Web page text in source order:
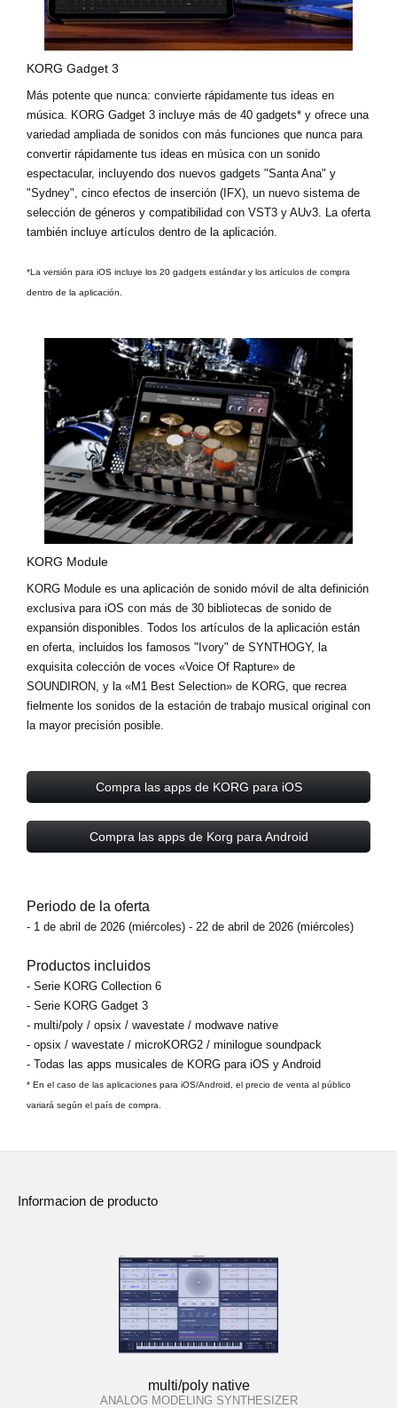
KORG Gadget 3
Más potente que nunca: convierte rápidamente tus ideas en
música. KORG Gadget 3 incluye más de 40 gadgets* y ofrece una
variedad ampliada de sonidos con más funciones que nunca para
convertir rápidamente tus ideas en música con un sonido
espectacular, incluyendo dos nuevos gadgets "Santa Ana" y
"Sydney", cinco efectos de inserción (IFX), un nuevo sistema de
selección de géneros y compatibilidad con VST3 y AUv3. La oferta
también incluye artículos dentro de la aplicación.
*La versión para iOS incluye los 20 gadgets estándar y los artículos de compra
dentro de la aplicación.
KORG Module
KORG Module es una aplicación de sonido móvil de alta definición
exclusiva para iOS con más de 30 bibliotecas de sonido de
expansión disponibles. Todos los artículos de la aplicación están
en oferta, incluidos los famosos "Ivory" de SYNTHOGY, la
exquisita colección de voces «Voice Of Rapture» de
SOUNDIRON, y la «M1 Best Selection» de KORG, que recrea
fielmente los sonidos de la estación de trabajo musical original con
la mayor precisión posible.
Compra las apps de KORG para iOS
Compra las apps de Korg para Android
Periodo de la oferta
- 1 de abril de 2026 (miércoles) - 22 de abril de 2026 (miércoles)
Productos incluidos
- Serie KORG Collection 6
- Serie KORG Gadget 3
- multi/poly / opsix / wavestate / modwave native
- opsix / wavestate / microKORG2 / minilogue soundpack
- Todas las apps musicales de KORG para iOS y Android
* En el caso de las aplicaciones para iOS/Android, el precio de venta al público
variará según el país de compra.
Informacion de producto
multi/poly native
ANALOG MODELING SYNTHESIZER